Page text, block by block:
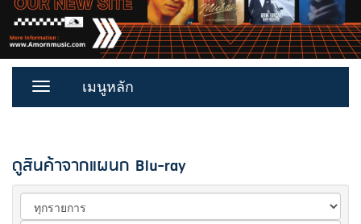
Toggle
เมนูหลัก
ดูสินค้าจากแผนก Blu-ray